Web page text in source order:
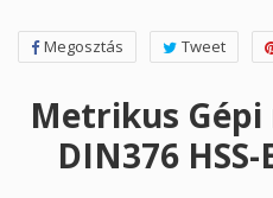
Megosztás Tweet
Metrikus
DIN376